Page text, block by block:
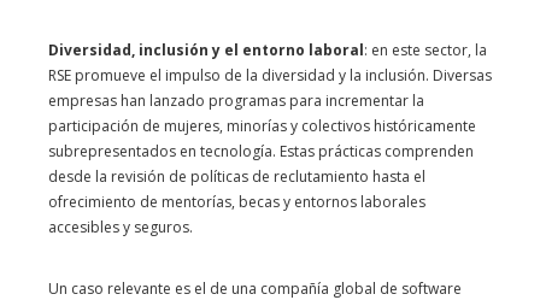
Diversidad, inclusión y el entorno laboral: en este sector, la
RSE promueve el impulso de la diversidad y la inclusión. Diversas
empresas han lanzado programas para incrementar la
participación de mujeres, minorías y colectivos históricamente
subrepresentados en tecnología. Estas prácticas comprenden
desde la revisión de políticas de reclutamiento hasta el
ofrecimiento de mentorías, becas y entornos laborales
accesibles y seguros.
Un caso relevante es el de una compañía global de software